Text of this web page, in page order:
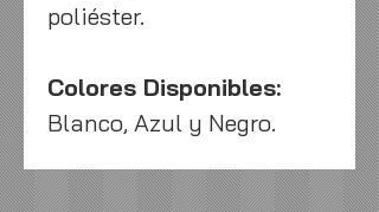
poliéster.
Colores Disponibles:
Blanco, Azul y Negro.